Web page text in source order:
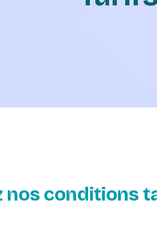
nos conditions